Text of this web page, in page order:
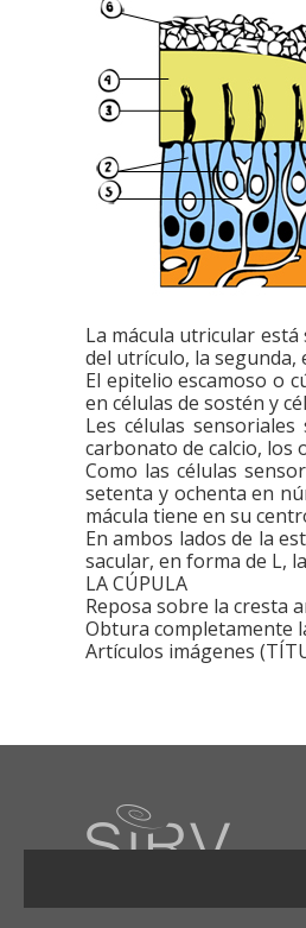
La mácula utricular
del utrículo, la segunda,
El epitelio escamoso o
en células de sostén y
Les células
carbonato de calcio, los
Como las células
setenta y ochenta en
mácula tiene en su
En ambos lados de la
sacular, en forma de L,
LA CÚPULA
Reposa sobre la cresta
Obtura completamente
Artículos imágenes